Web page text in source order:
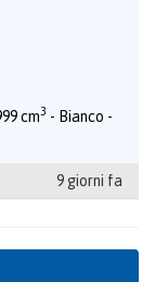
cm3 - Bianco -
9 giorni fa